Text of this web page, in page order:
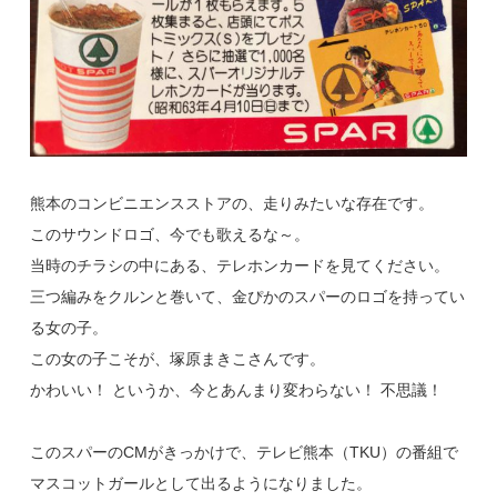
熊本のコンビニエンスストアの、走りみたいな存在です。
このサウンドロゴ、今でも歌えるな～。
当時のチラシの中にある、テレホンカードを見てください。
三つ編みをクルンと巻いて、金ぴかのスパーのロゴを持ってい
る女の子。
この女の子こそが、塚原まきこさんです。
かわいい！ というか、今とあんまり変わらない！ 不思議！
このスパーのCMがきっかけで、テレビ熊本（TKU）の番組で
マスコットガールとして出るようになりました。